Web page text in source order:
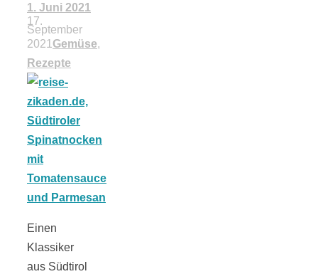
1. Juni 2021
17.
September
2021 Gemüse,
Rezepte
Einen
Klassiker
aus Südtirol